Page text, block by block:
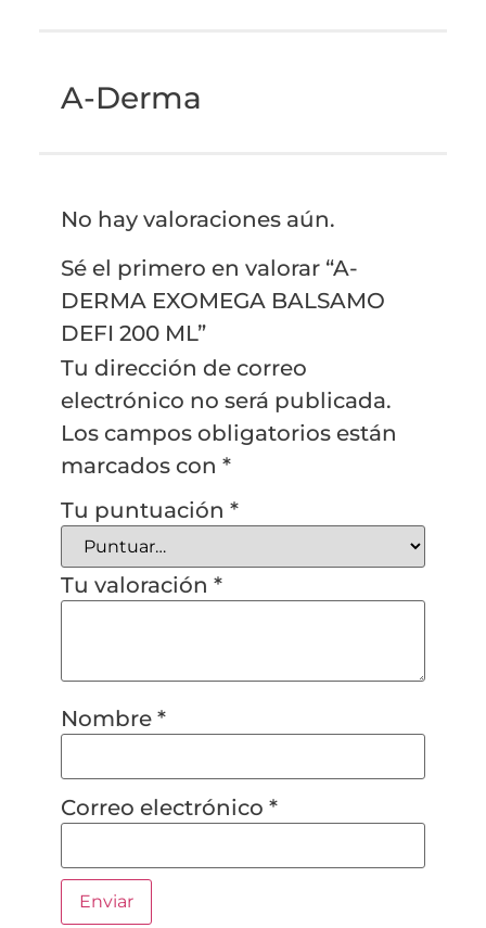
A-Derma
No hay valoraciones aún.
Sé el primero en valorar “A-
DERMA EXOMEGA BALSAMO
DEFI 200 ML”
Tu dirección de correo
electrónico no será publicada.
Los campos obligatorios están
marcados con *
Tu puntuación *
Tu valoración *
Nombre *
Correo electrónico *